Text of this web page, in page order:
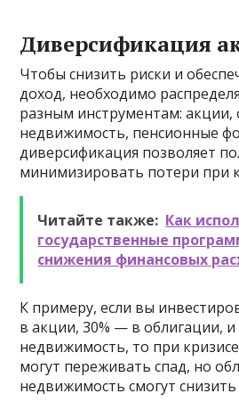
Диверсификация
Чтобы снизить риски и
доход, необходимо
разным инструментам: акции,
недвижимость, пенсионные
диверсификация позволяет
минимизировать потери при
Читайте также: Как
государственные
снижения финансовых
К примеру, если вы
в акции, 30% — в облигации,
недвижимость, то при
могут переживать спад, но
недвижимость смогут